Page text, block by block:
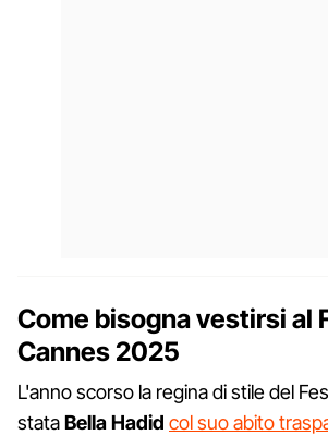
Come bisogna vestirsi al
Cannes 2025
L'anno scorso la regina di stile del
stataBella Hadid col suo abito